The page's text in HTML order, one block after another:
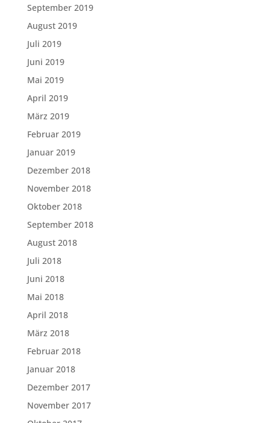
September 2019
August 2019
Juli 2019
Juni 2019
Mai 2019
April 2019
März 2019
Februar 2019
Januar 2019
Dezember 2018
November 2018
Oktober 2018
September 2018
August 2018
Juli 2018
Juni 2018
Mai 2018
April 2018
März 2018
Februar 2018
Januar 2018
Dezember 2017
November 2017